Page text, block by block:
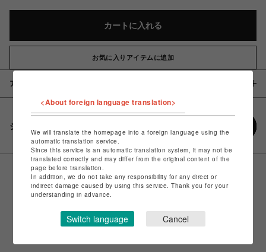
カートに入れる
お気に入りアイテムに追加
アイテム説明 / 素材
シェアする
<About foreign language translation>
We will translate the homepage into a foreign language using the
automatic translation service.
Since this service is an automatic translation system, it may not be
translated correctly and may differ from the original content of the
page before translation.
In addition, we do not take any responsibility for any direct or
indirect damage caused by using this service. Thank you for your
understanding in advance.
Switch language Cancel